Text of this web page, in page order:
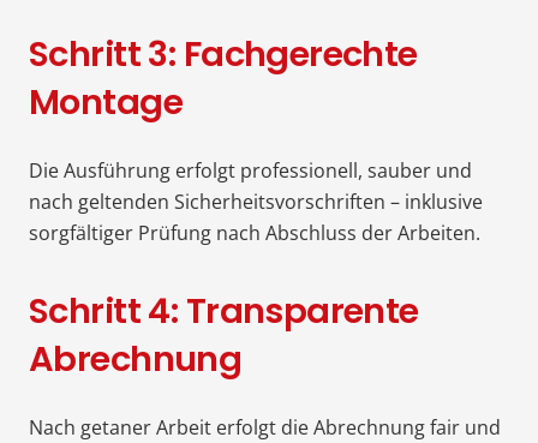
Schritt 3: Fachgerechte
Montage
Die Ausführung erfolgt professionell, sauber und
nach geltenden Sicherheitsvorschriften – inklusive
sorgfältiger Prüfung nach Abschluss der Arbeiten.
Schritt 4: Transparente
Abrechnung
Nach getaner Arbeit erfolgt die Abrechnung fair und